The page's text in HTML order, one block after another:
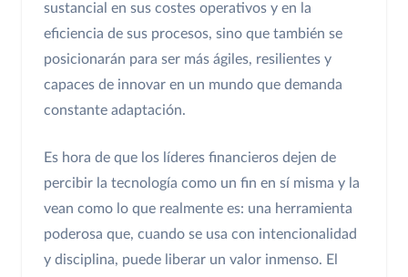
sustancial en sus costes operativos y en la
eficiencia de sus procesos, sino que también se
posicionarán para ser más ágiles, resilientes y
capaces de innovar en un mundo que demanda
constante adaptación.
Es hora de que los líderes financieros dejen de
percibir la tecnología como un fin en sí misma y la
vean como lo que realmente es: una herramienta
poderosa que, cuando se usa con intencionalidad
y disciplina, puede liberar un valor inmenso. El